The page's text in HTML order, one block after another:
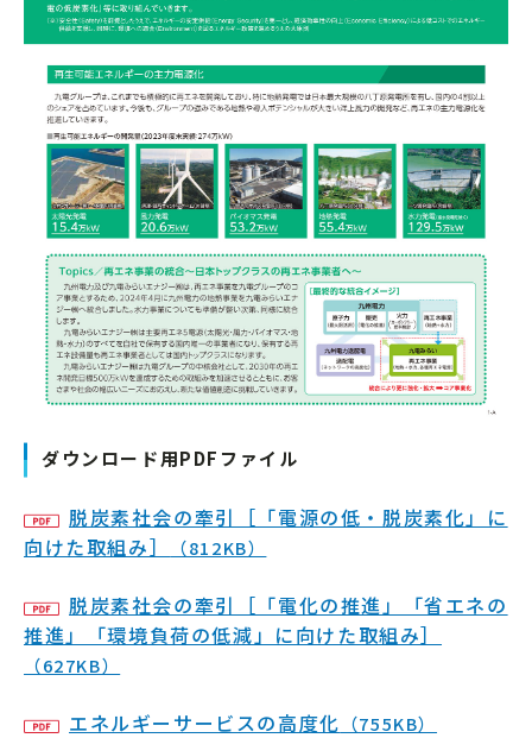
ダウンロード用PDFファイル
脱炭素社会の牽引［「電源の低・脱炭素化」に
向けた取組み］
（812KB）
脱炭素社会の牽引［「電化の推進」「省エネの
推進」「環境負荷の低減」に向けた取組み］
（627KB）
エネルギーサービスの高度化 （755KB）